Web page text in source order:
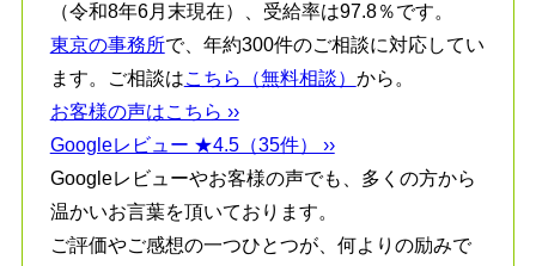
（令和8年6月末現在）、受給率は97.8％です。
東京の事務所で、年約300件のご相談に対応してい
ます。ご相談はこちら（無料相談） から。
お客様の声はこちら ››
Googleレビュー ★4.5（35件） ››
Googleレビューやお客様の声でも、多くの方から
温かいお言葉を頂いております。
ご評価やご感想の一つひとつが、何よりの励みで